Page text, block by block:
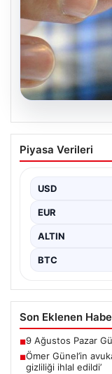
05.08.2026
Altın
fiyatları ne
fiyatları
Piyasa Verileri
USD
EUR
ALTIN
BTC
Son Eklenen
■9 Ağustos Pazar
■Ömer Günel’in
gizliliği ihlal edildi’